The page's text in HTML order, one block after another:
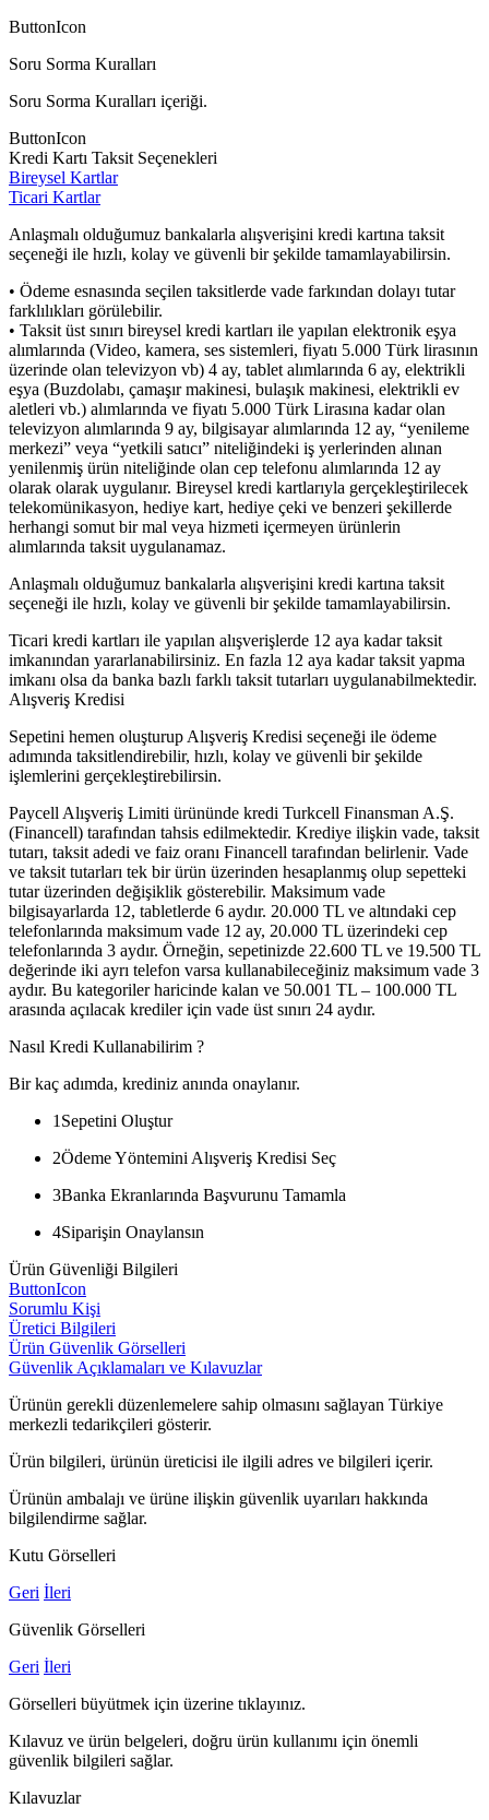
ButtonIcon
Soru Sorma Kuralları
Soru Sorma Kuralları içeriği.
ButtonIcon
Kredi Kartı Taksit Seçenekleri
Bireysel Kartlar
Ticari Kartlar
Anlaşmalı olduğumuz bankalarla alışverişini kredi kartına taksit
seçeneği ile hızlı, kolay ve güvenli bir şekilde tamamlayabilirsin.
• Ödeme esnasında seçilen taksitlerde vade farkından dolayı tutar
farklılıkları görülebilir.
• Taksit üst sınırı bireysel kredi kartları ile yapılan elektronik eşya
alımlarında (Video, kamera, ses sistemleri, fiyatı 5.000 Türk lirasının
üzerinde olan televizyon vb) 4 ay, tablet alımlarında 6 ay, elektrikli
eşya (Buzdolabı, çamaşır makinesi, bulaşık makinesi, elektrikli ev
aletleri vb.) alımlarında ve fiyatı 5.000 Türk Lirasına kadar olan
televizyon alımlarında 9 ay, bilgisayar alımlarında 12 ay, “yenileme
merkezi” veya “yetkili satıcı” niteliğindeki iş yerlerinden alınan
yenilenmiş ürün niteliğinde olan cep telefonu alımlarında 12 ay
olarak olarak uygulanır. Bireysel kredi kartlarıyla gerçekleştirilecek
telekomünikasyon, hediye kart, hediye çeki ve benzeri şekillerde
herhangi somut bir mal veya hizmeti içermeyen ürünlerin
alımlarında taksit uygulanamaz.
Anlaşmalı olduğumuz bankalarla alışverişini kredi kartına taksit
seçeneği ile hızlı, kolay ve güvenli bir şekilde tamamlayabilirsin.
Ticari kredi kartları ile yapılan alışverişlerde 12 aya kadar taksit
imkanından yararlanabilirsiniz. En fazla 12 aya kadar taksit yapma
imkanı olsa da banka bazlı farklı taksit tutarları uygulanabilmektedir.
Alışveriş Kredisi
Sepetini hemen oluşturup Alışveriş Kredisi seçeneği ile ödeme
adımında taksitlendirebilir, hızlı, kolay ve güvenli bir şekilde
işlemlerini gerçekleştirebilirsin.
Paycell Alışveriş Limiti ürününde kredi Turkcell Finansman A.Ş.
(Financell) tarafından tahsis edilmektedir. Krediye ilişkin vade, taksit
tutarı, taksit adedi ve faiz oranı Financell tarafından belirlenir. Vade
ve taksit tutarları tek bir ürün üzerinden hesaplanmış olup sepetteki
tutar üzerinden değişiklik gösterebilir. Maksimum vade
bilgisayarlarda 12, tabletlerde 6 aydır. 20.000 TL ve altındaki cep
telefonlarında maksimum vade 12 ay, 20.000 TL üzerindeki cep
telefonlarında 3 aydır. Örneğin, sepetinizde 22.600 TL ve 19.500 TL
değerinde iki ayrı telefon varsa kullanabileceğiniz maksimum vade 3
aydır. Bu kategoriler haricinde kalan ve 50.001 TL – 100.000 TL
arasında açılacak krediler için vade üst sınırı 24 aydır.
Nasıl Kredi Kullanabilirim ?
Bir kaç adımda, krediniz anında onaylanır.
1 Sepetini Oluştur
2Ödeme Yöntemini Alışveriş Kredisi Seç
3Banka Ekranlarında Başvurunu Tamamla
4Siparişin Onaylansın
Ürün Güvenliği Bilgileri
ButtonIcon
Sorumlu Kişi
Üretici Bilgileri
Ürün Güvenlik Görselleri
Güvenlik Açıklamaları ve Kılavuzlar
Ürünün gerekli düzenlemelere sahip olmasını sağlayan Türkiye
merkezli tedarikçileri gösterir.
Ürün bilgileri, ürünün üreticisi ile ilgili adres ve bilgileri içerir.
Ürünün ambalajı ve ürüne ilişkin güvenlik uyarıları hakkında
bilgilendirme sağlar.
Kutu Görselleri
Geri İleri
Güvenlik Görselleri
Geri İleri
Görselleri büyütmek için üzerine tıklayınız.
Kılavuz ve ürün belgeleri, doğru ürün kullanımı için önemli
güvenlik bilgileri sağlar.
Kılavuzlar